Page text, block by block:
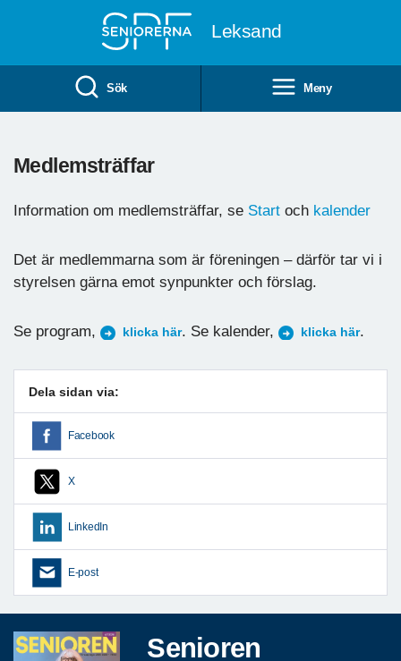
Leksand
Sök Meny
Medlemsträffar
Information om medlemsträffar, se Start och kalender
Det är medlemmarna som är föreningen – därför tar vi i
styrelsen gärna emot synpunkter och förslag.
Se program, klicka här. Se kalender, klicka här.
Dela sidan via:
Facebook
X
LinkedIn
E-post
Senioren